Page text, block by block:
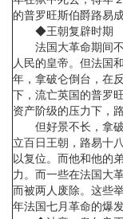
的普罗旺斯伯爵路易
◆王朝复辟时期
法国大革命期间不
人民的皇帝。但法国
年，拿破仑倒台，在
下，流亡英国的普罗
资产阶级的压力下，
但好景不长，拿破
立百日王朝，路易十
以复位。而他和他的
力。而一些在法国大
而被两人废除。这些
年法国七月革命的爆发